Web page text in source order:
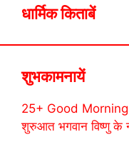
धार्मिक किताबें
शुभकामनायें
25+ Good
शुरुआत भगवान विष्णु के